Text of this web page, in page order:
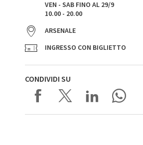
VEN - SAB FINO AL 29/9
10.00 - 20.00
ARSENALE
INGRESSO CON BIGLIETTO
CONDIVIDI SU